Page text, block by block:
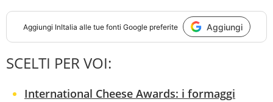
Aggiungi InItalia alle tue fonti Google preferite Aggiungi
SCELTI PER VOI:
International Cheese Awards: i formaggi